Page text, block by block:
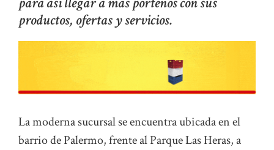
productos, ofertas y servicios.
La moderna sucursal se encuentra ubicada en el
barrio de Palermo, frente al Parque Las Heras, a